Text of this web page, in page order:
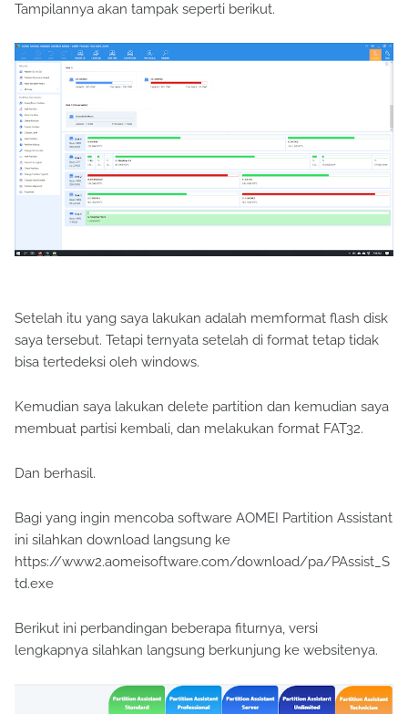
Tampilannya akan tampak seperti berikut.
Setelah itu yang saya lakukan adalah memformat flash disk
saya tersebut. Tetapi ternyata setelah di format tetap tidak
bisa tertedeksi oleh windows.
Kemudian saya lakukan delete partition dan kemudian saya
membuat partisi kembali, dan melakukan format FAT32.
Dan berhasil.
Bagi yang ingin mencoba software AOMEI Partition Assistant
ini silahkan download langsung ke
https://www2.aomeisoftware.com/download/pa/PAssist_S
td.exe
Berikut ini perbandingan beberapa fiturnya, versi
lengkapnya silahkan langsung berkunjung ke websitenya.